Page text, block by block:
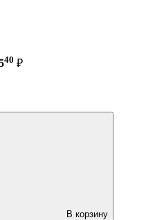
40 ₽
В корзину